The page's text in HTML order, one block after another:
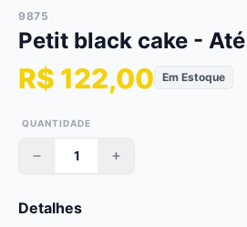
9875
Petit black cake -
R$ 122,00 Em Estoque
QUANTIDADE
Detalhes